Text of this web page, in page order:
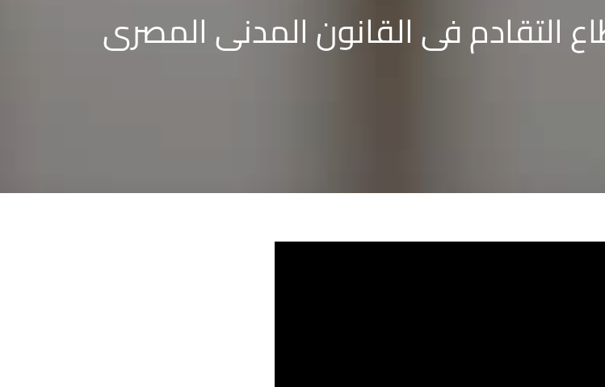
التقادم فى القانون المدنى المصرى